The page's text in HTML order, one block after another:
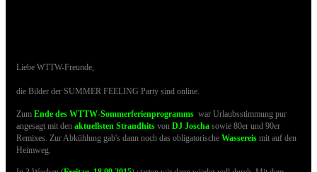
Liebe WTTW-Freunde,
die Bilder der SUMMER FEELING Party sind online.
Zum Ende des WTTW-Sommerferienprogramms war Urlaubsstimmung pur
angesagt mit den aktuellsten Strandhits von DJ Joscha sowie 80er und 90er
Remixes. Zur Abkühlung gab's dann noch das obligatorische Wassereis mit auf den
Heimweg.